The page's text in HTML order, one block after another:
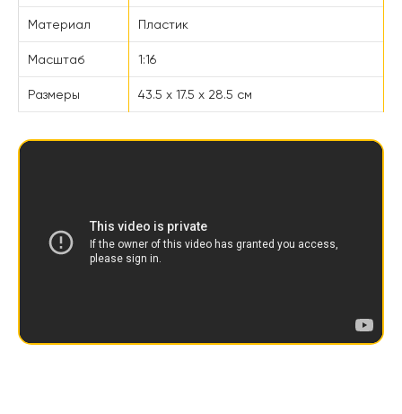
Материал Пластик
Масштаб 1:16
Размеры 43.5 х 17.5 х 28.5 см